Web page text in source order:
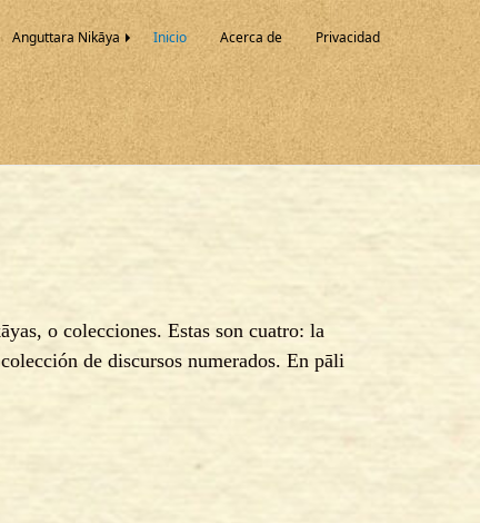
Anguttara Nikāya Inicio Acerca de Privacidad
o colecciones. Estas son cuatro: la
de discursos numerados. En pāli